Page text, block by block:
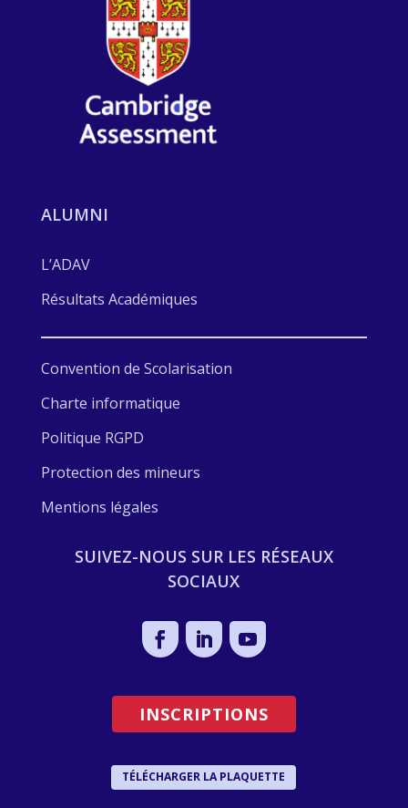
ALUMNI
L’ADAV
Résultats Académiques
Convention de Scolarisation
Charte informatique
Politique RGPD
Protection des mineurs
Mentions légales
SUIVEZ-NOUS SUR LES RÉSEAUX
SOCIAUX
INSCRIPTIONS
TÉLÉCHARGER LA PLAQUETTE